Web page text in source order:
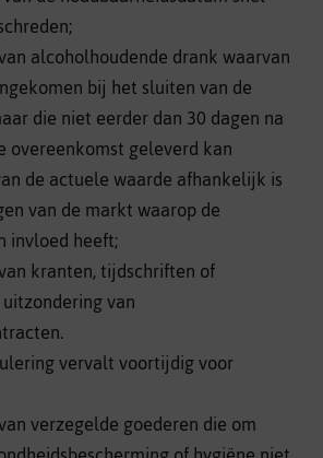
alcoholhoudende drank waarvan
bij het sluiten van de
die niet eerder dan 30 dagen na
overeenkomst geleverd kan
de actuele waarde afhankelijk is
van de markt waarop de
invloed heeft;
kranten, tijdschriften of
van
vervalt voortijdig voor
verzegelde goederen die om